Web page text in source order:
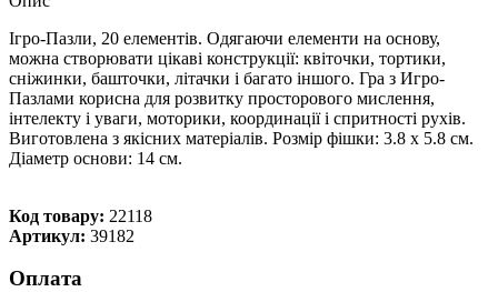
Ігро-Пазли, 20 елементів. Одягаючи елементи на основу,
можна створювати цікаві конструкції: квіточки, тортики,
сніжинки, башточки, літачки і багато іншого. Гра з Игро-
Пазлами корисна для розвитку просторового мислення,
інтелекту і уваги, моторики, координації і спритності рухів.
Виготовлена з якісних матеріалів. Розмір фішки: 3.8 x 5.8 см.
Діaмeтp ocнoви: 14 cм.
Код товару: 22118
Артикул: 39182
Оплата